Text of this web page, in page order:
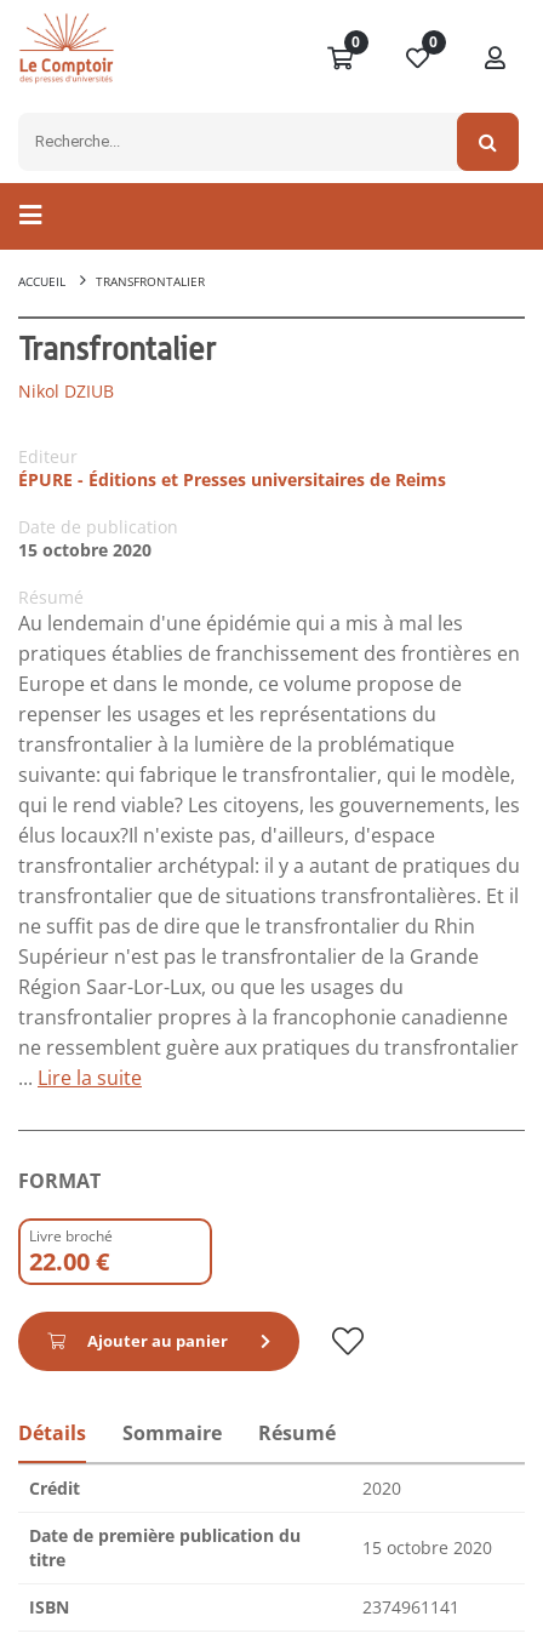
0 0
ACCUEIL TRANSFRONTALIER
Transfrontalier
Nikol DZIUB
Editeur
ÉPURE - Éditions et Presses universitaires de Reims
Date de publication
15 octobre 2020
Résumé
Au lendemain d'une épidémie qui a mis à mal les
pratiques établies de franchissement des frontières en
Europe et dans le monde, ce volume propose de
repenser les usages et les représentations du
transfrontalier à la lumière de la problématique
suivante: qui fabrique le transfrontalier, qui le modèle,
qui le rend viable? Les citoyens, les gouvernements, les
élus locaux?Il n'existe pas, d'ailleurs, d'espace
transfrontalier archétypal: il y a autant de pratiques du
transfrontalier que de situations transfrontalières. Et il
ne suffit pas de dire que le transfrontalier du Rhin
Supérieur n'est pas le transfrontalier de la Grande
Région Saar-Lor-Lux, ou que les usages du
transfrontalier propres à la francophonie canadienne
ne ressemblent guère aux pratiques du transfrontalier
... Lire la suite
FORMAT
Livre broché
22.00 €
Ajouter au panier
Détails Sommaire Résumé
Crédit 2020
Date de première publication du
titre
15 octobre 2020
ISBN 2374961141